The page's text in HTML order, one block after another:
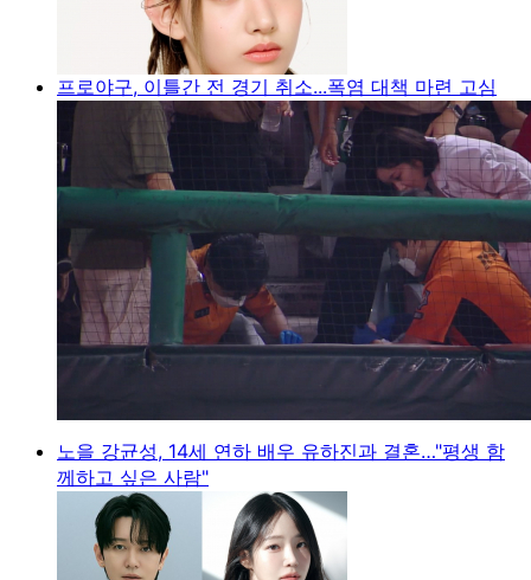
프로야구, 이틀간 전 경기 취소...폭염 대책 마련 고심
노을 강균성, 14세 연하 배우 유하진과 결혼…"평생 함
께하고 싶은 사람"